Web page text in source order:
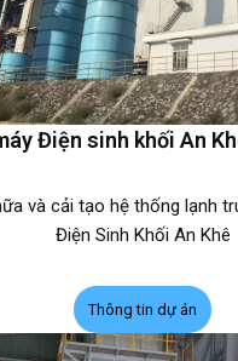
Điện sinh khối An
và cải tạo hệ thống lạnh
Điện Sinh Khối An Khê
Thông tin dự án